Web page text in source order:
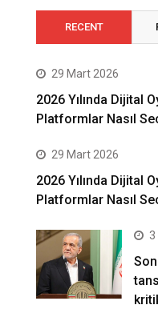
RECENT
29 Mart 2026
2026 Yılında Dijital
Platformlar Nasıl
29 Mart 2026
2026 Yılında Dijital
Platformlar Nasıl
3